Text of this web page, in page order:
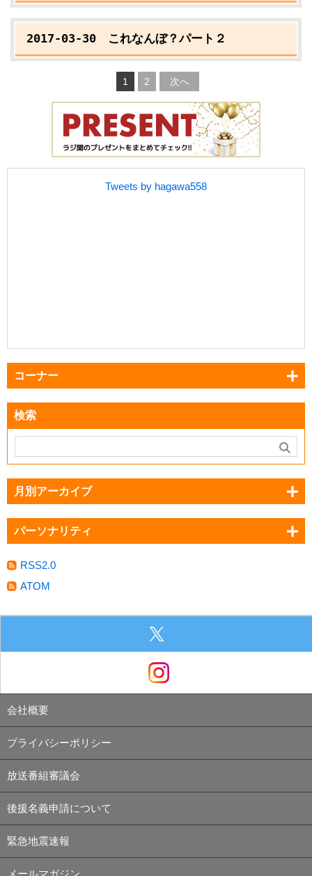
2017-03-30 これなんぼ？パート２
1 2 次へ
Tweets by hagawa558
コーナー
検索
月別アーカイブ
パーソナリティ
RSS2.0
ATOM
会社概要
プライバシーポリシー
放送番組審議会
後援名義申請について
緊急地震速報
メールマガジン